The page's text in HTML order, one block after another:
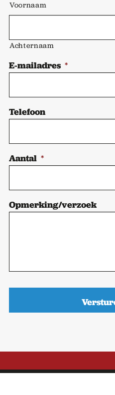
Voornaam
Achternaam
E-mailadres *
Telefoon
Aantal *
Opmerking/verzoek